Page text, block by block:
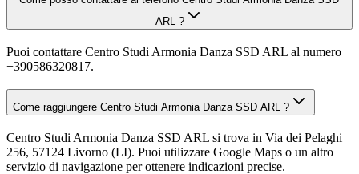
ARL ?
Puoi contattare Centro Studi Armonia Danza SSD ARL al numero
+390586320817.
Come raggiungere Centro Studi Armonia Danza SSD ARL ?
Centro Studi Armonia Danza SSD ARL si trova in Via dei Pelaghi
256, 57124 Livorno (LI). Puoi utilizzare Google Maps o un altro
servizio di navigazione per ottenere indicazioni precise.